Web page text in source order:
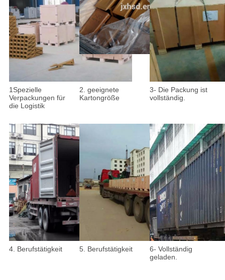
1Spezielle
Verpackungen für
die Logistik
2. geeignete
Kartongröße
3- Die Packung ist
vollständig.
4. Berufstätigkeit 5. Berufstätigkeit
6- Vollständig
geladen.